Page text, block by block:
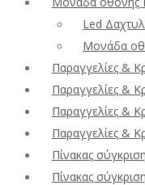
Led
Μονάδα
Παραγγελίες &
Παραγγελίες &
Παραγγελίες &
Παραγγελίες &
Πίνακας
Πίνακας